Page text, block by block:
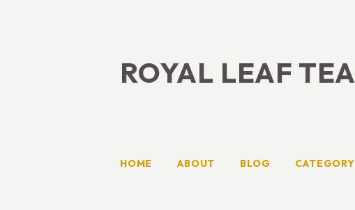
ROYAL LEAF TEA
HOME ABOUT BLOG CATEGORY